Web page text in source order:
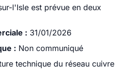
l'Isle est prévue en deux
: 31/01/2026
: Non communiqué
technique du réseau cuivre